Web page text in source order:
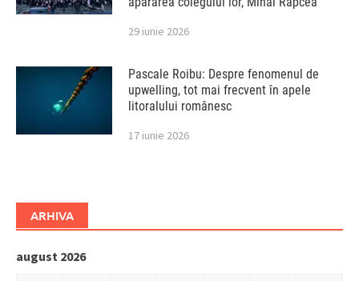
29 iunie 2026
Pascale Roibu: Despre fenomenul de
upwelling, tot mai frecvent în apele
litoralului românesc
17 iunie 2026
ARHIVA
august 2026